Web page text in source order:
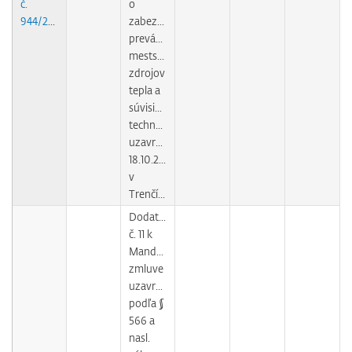
č.
o
zabezpečovaní
prevádzky
mestských
zdrojov
tepla a
súvisiacich
technológií
uzavretej
18.10.2004
v
Trenčíne
Dodatok
č. 11 k
Mandátnej
zmluve
uzavretej
podľa §
566 a
nasl.